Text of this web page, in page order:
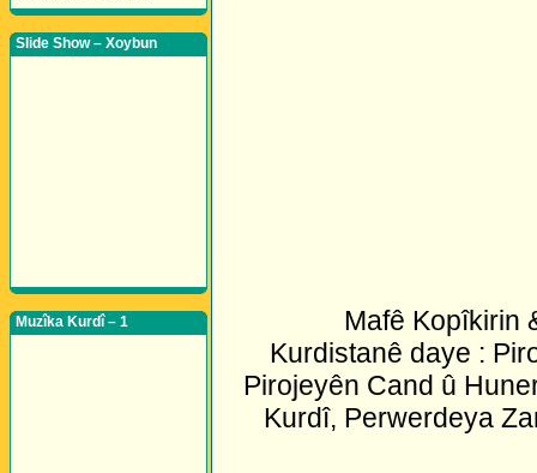
Slide Show – Xoybun
Muzîka Kurdî – 1
Mafê Kopîkirin
Kurdistanê daye :
Pirojeyên Cand û
Kurdî, Perwerdeya